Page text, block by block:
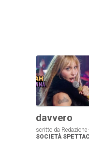
davvero
scritto da
SOCIETÀ